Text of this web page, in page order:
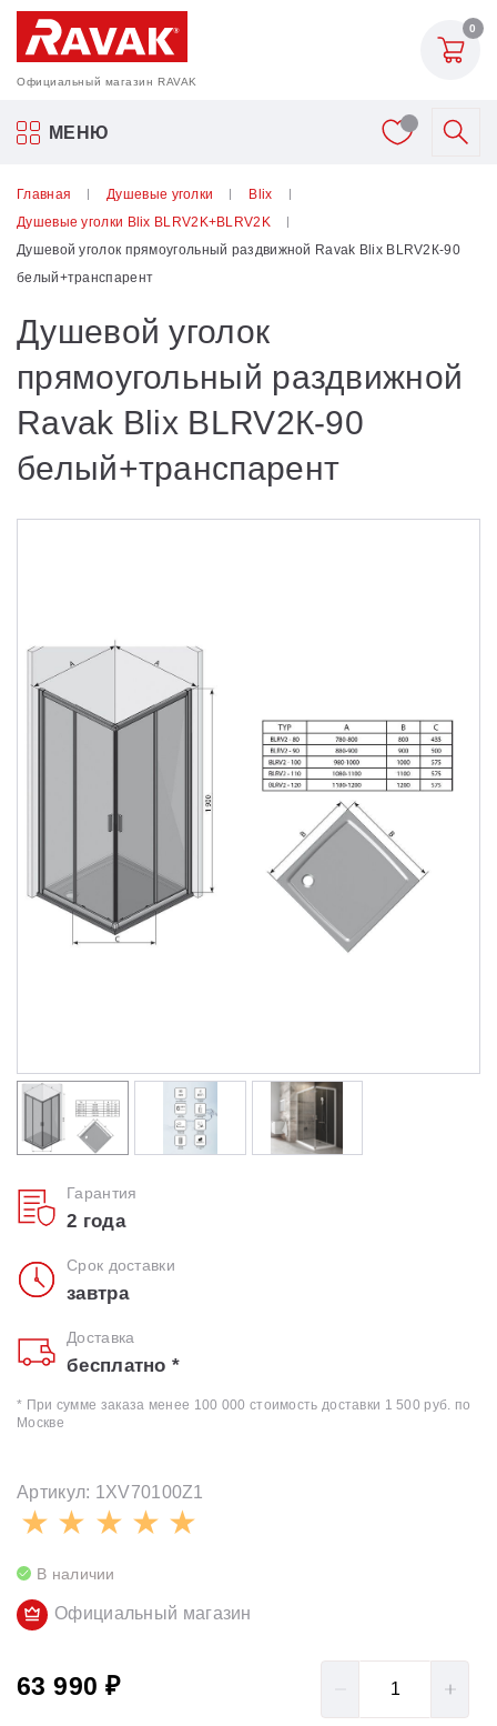
Официальный магазин RAVAK
0
МЕНЮ
Акриловые ванны Ravak
Шторки для ванн
Унитазы и биде
Душевые двери
Сиденья OVO для душевых уголков
Полотенцесушители
Гидромассаж для ванны
Умывальники
Средства ухода
Главная Душевые уголки
Blix
Душевые уголки Blix BLRV2K+BLRV2K
Душевой уголок прямоугольный раздвижной Ravak Blix BLRV2К-90
белый+транспарент
Душевой уголок
прямоугольный раздвижной
Ravak Blix BLRV2К-90
белый+транспарент
Гарантия
2 года
Срок доставки
завтра
Доставка
бесплатно *
* При сумме заказа менее 100 000 стоимость доставки 1 500 руб. по
Москве
Артикул: 1XV70100Z1
В наличии
Официальный магазин
63 990 ₽